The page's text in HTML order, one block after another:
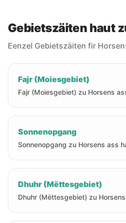
Gebietszäiten haut
Eenzel Gebietszäiten fir
Fajr (Moiesgebiet)
Fajr (Moiesgebiet) zu Horsens
Sonnenopgang
Sonnenopgang zu Horsens ass
Dhuhr (Mëttesgebiet)
Dhuhr (Mëttesgebiet) zu